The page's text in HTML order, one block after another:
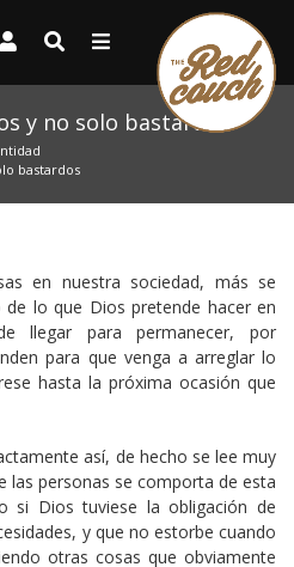
y no solo bastardos
bastardos
en nuestra sociedad, más se
lo que Dios pretende hacer en
llegar para permanecer, por
para que venga a arreglar lo
hasta la próxima ocasión que
así, de hecho se lee muy
las personas se comporta de esta
si Dios tuviese la obligación de
y que no estorbe cuando
otras cosas que obviamente